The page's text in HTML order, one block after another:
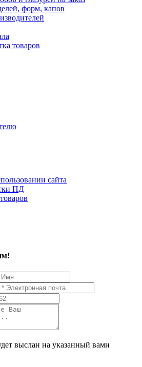
форм, капов
товаров
сайта
ПД
выслан на указанный вами